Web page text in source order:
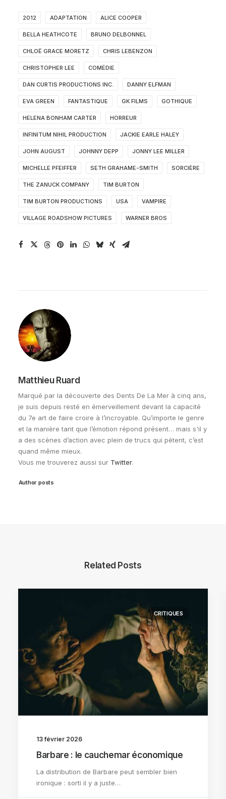
2012 ADAPTATION ALICE COOPER
BELLA HEATHCOTE BRUNO DELBONNEL
CHLOË GRACE MORETZ CHRIS LEBENZON
CHRISTOPHER LEE COMÉDIE
DAN CURTIS PRODUCTIONS INC. DANNY ELFMAN
EVA GREEN FANTASTIQUE GK FILMS GOTHIQUE
HELENA BONHAM CARTER HORREUR
INFINITUM NIHIL PRODUCTION JACKIE EARLE HALEY
JOHN AUGUST JOHNNY DEPP JONNY LEE MILLER
MICHELLE PFEIFFER SETH GRAHAME-SMITH SORCIÈRE
THE ZANUCK COMPANY TIM BURTON
TIM BURTON PRODUCTIONS USA VAMPIRE
VILLAGE ROADSHOW PICTURES WARNER BROS
Matthieu Ruard
Marqué par la découverte des Dents De La Mer à cinq ans,
je suis depuis resté en émerveillement devant la capacité
du 7e art de faire croire à l’incroyable. Qu’importe le genre
et la manière tant que l’émotion répond présent… mais s'il y
a des scènes d’action avec plein de trucs qui pètent, c’est
quand même mieux.
Vous me trouverez aussi sur Twitter.
Author posts
Related Posts
CRITIQUES
13 février 2026
Barbare : le cauchemar économique
La distribution de Barbare peut sembler bien
ironique : sorti il y a juste…